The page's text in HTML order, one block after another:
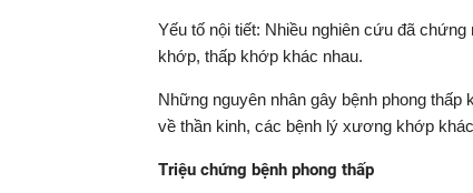
Yếu tố nội tiết: Nhiều nghiên cứu đã
khớp, thấp khớp khác nhau.
Những nguyên nhân gây bệnh phong
về thần kinh, các bệnh lý xương khớp
Triệu chứng bệnh phong thấp